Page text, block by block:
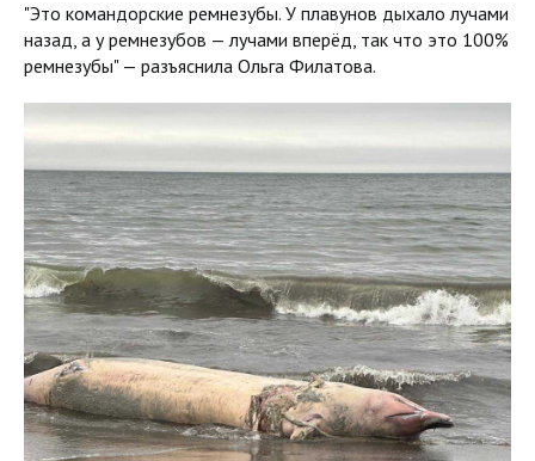
"Это командорские ремнезубы. У плавунов дыхало лучами
назад, а у ремнезубов — лучами вперёд, так что это 100%
ремнезубы" — разъяснила Ольга Филатова.